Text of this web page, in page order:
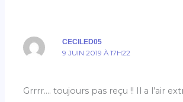
CECILED05
9 JUIN 2019 À 17H22
Grrrr…. toujours pas reçu !! Il a l’air